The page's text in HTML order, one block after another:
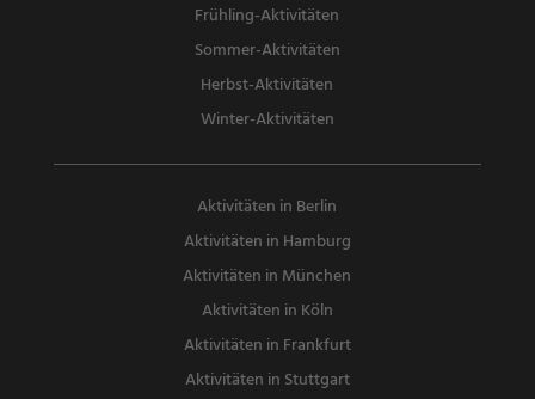
Frühling-Aktivitäten
Sommer-Aktivitäten
Herbst-Aktivitäten
Winter-Aktivitäten
Aktivitäten in Berlin
Aktivitäten in Hamburg
Aktivitäten in München
Aktivitäten in Köln
Aktivitäten in Frankfurt
Aktivitäten in Stuttgart